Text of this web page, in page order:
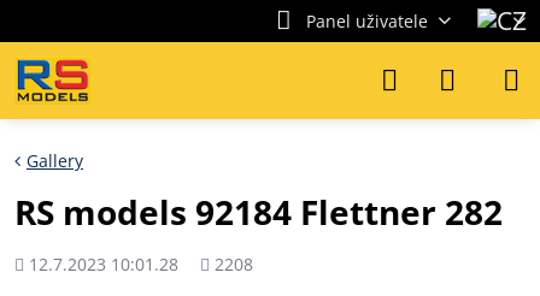
Panel uživatele
Gallery
RS models 92184 Flettner 282
Přidáno
12.7.2023 10:01.28
Počet
2208